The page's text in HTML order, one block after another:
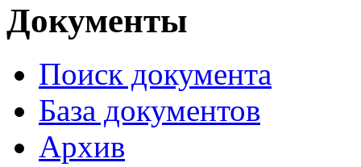
Документы
Поиск документа
База документов
Архив